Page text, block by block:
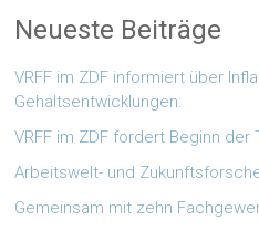
Neueste Beiträge
VRFF im ZDF informiert über
Gehaltsentwicklungen:
VRFF im ZDF fordert Beginn der
Arbeitswelt- und
Gemeinsam mit zehn